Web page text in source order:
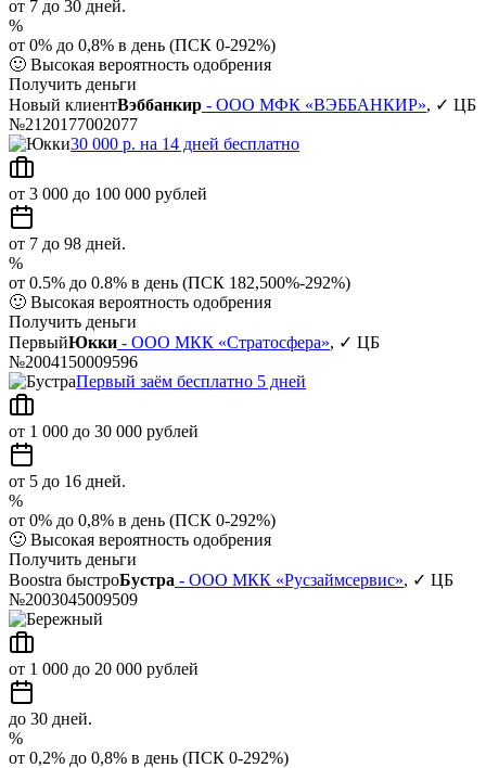
от 7 до 30 дней.
%
от 0% до 0,8% в день (ПСК 0-292%)
🙂 Высокая вероятность одобрения
Получить деньги
Новый клиентВэббанкир - ООО МФК «ВЭББАНКИР», ✓ ЦБ
№2120177002077
30 000 р. на 14 дней бесплатно
от 3 000 до 100 000 рублей
от 7 до 98 дней.
%
от 0.5% до 0.8% в день (ПСК 182,500%-292%)
🙂 Высокая вероятность одобрения
Получить деньги
ПервыйЮкки - ООО МКК «Стратосфера», ✓ ЦБ
№2004150009596
Первый заём бесплатно 5 дней
от 1 000 до 30 000 рублей
от 5 до 16 дней.
%
от 0% до 0,8% в день (ПСК 0-292%)
🙂 Высокая вероятность одобрения
Получить деньги
Boostra быстроБустра - ООО МКК «Русзаймсервис», ✓ ЦБ
№2003045009509
от 1 000 до 20 000 рублей
до 30 дней.
%
от 0,2% до 0,8% в день (ПСК 0-292%)